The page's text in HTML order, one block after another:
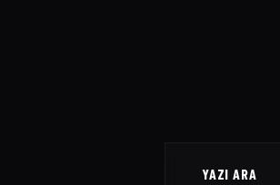
YAZI ARA